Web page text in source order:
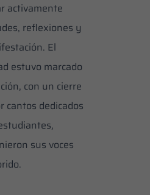
activamente
reflexiones y
El
estuvo marcado
con un cierre
cantos dedicados
sus voces